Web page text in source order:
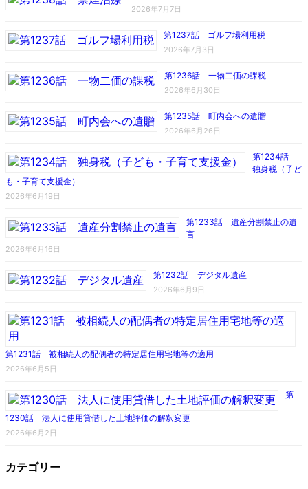
2026年7月7日
第1237話 ゴルフ場利用税
2026年7月3日
第1236話 一物二価の課税
2026年6月30日
第1235話 町内会への遺贈
2026年6月26日
第1234話
独身税（子ど
も・子育て支援金）
2026年6月19日
第1233話 遺産分割禁止の遺
言
2026年6月16日
第1232話 デジタル遺産
2026年6月9日
第1231話 被相続人の配偶者の特定居住用宅地等の適用
2026年6月5日
第
1230話 法人に使用貸借した土地評価の解釈変更
2026年6月2日
カテゴリー